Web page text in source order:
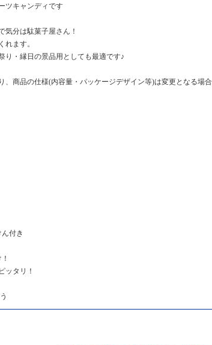
ツキャンディです
気分は駄菓子屋さん！
れます。
り・縁日の景品用としても最適です♪
商品の仕様(内容量・パッケージデザイン等)は変更となる場合
付き
ッタリ！